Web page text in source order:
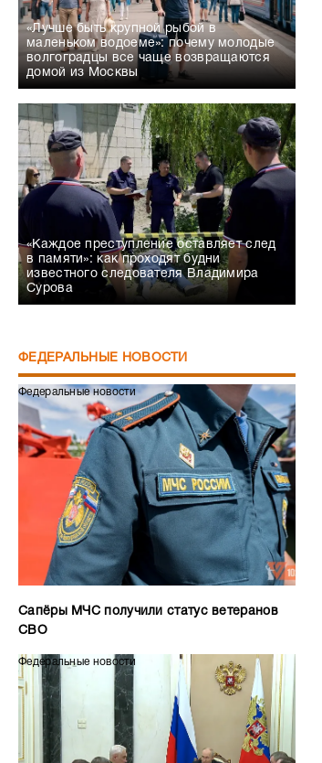
«Лучше быть крупной рыбой в
маленьком водоеме»: почему молодые
волгоградцы все чаще возвращаются
домой из Москвы
«Каждое преступление оставляет след
в памяти»: как проходят будни
известного следователя Владимира
Сурова
ФЕДЕРАЛЬНЫЕ НОВОСТИ
Федеральные новости
Сапёры МЧС получили статус ветеранов
СВО
Федеральные новости